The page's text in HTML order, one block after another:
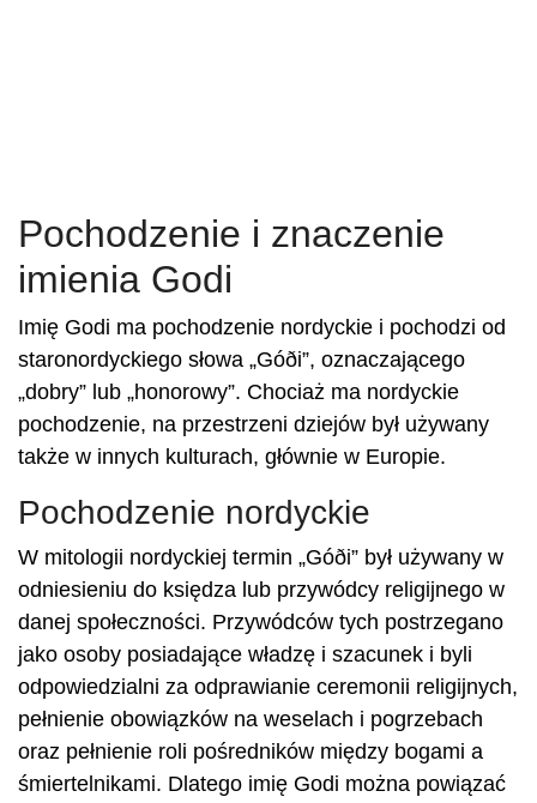
Pochodzenie i znaczenie
imienia Godi
Imię Godi ma pochodzenie nordyckie i pochodzi od
staronordyckiego słowa „Góði”, oznaczającego
„dobry” lub „honorowy”. Chociaż ma nordyckie
pochodzenie, na przestrzeni dziejów był używany
także w innych kulturach, głównie w Europie.
Pochodzenie nordyckie
W mitologii nordyckiej termin „Góði” był używany w
odniesieniu do księdza lub przywódcy religijnego w
danej społeczności. Przywódców tych postrzegano
jako osoby posiadające władzę i szacunek i byli
odpowiedzialni za odprawianie ceremonii religijnych,
pełnienie obowiązków na weselach i pogrzebach
oraz pełnienie roli pośredników między bogami a
śmiertelnikami. Dlatego imię Godi można powiązać